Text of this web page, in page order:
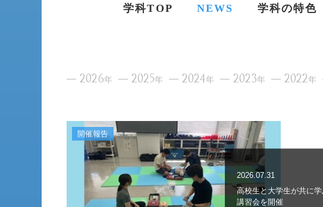
学科TOP NEWS 学科の特色
2026年 2025年 2024年 2023年 2022年
開催報告
2026.07.31
高校生と大学生が共に
講習会を開催